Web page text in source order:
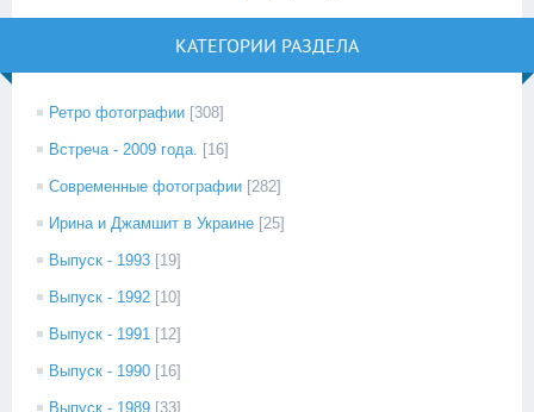
КАТЕГОРИИ РАЗДЕЛА
Ретро фотографии [308]
Встреча - 2009 года. [16]
Современные фотографии [282]
Ирина и Джамшит в Украине [25]
Выпуск - 1993 [19]
Выпуск - 1992 [10]
Выпуск - 1991 [12]
Выпуск - 1990 [16]
Выпуск - 1989 [33]